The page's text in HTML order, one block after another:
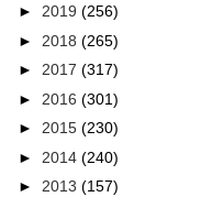
► 2019 (256)
► 2018 (265)
► 2017 (317)
► 2016 (301)
► 2015 (230)
► 2014 (240)
► 2013 (157)